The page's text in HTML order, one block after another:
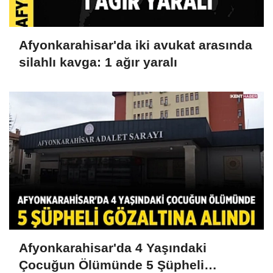
Afyonkarahisar'da iki avukat arasında
silahlı kavga: 1 ağır yaralı
Afyonkarahisar'da 4 Yaşındaki
Çocuğun Ölümünde 5 Şüpheli